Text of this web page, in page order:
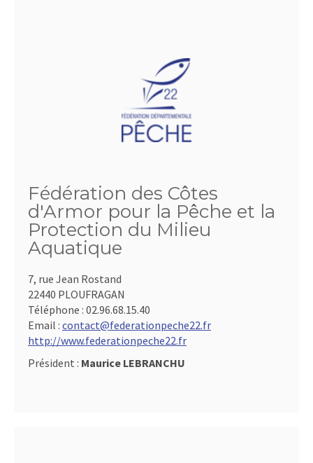
Fédération des Côtes
d'Armor pour la Pêche et la
Protection du Milieu
Aquatique
7, rue Jean Rostand
22440 PLOUFRAGAN
Téléphone : 02.96.68.15.40
Email : contact@federationpeche22.fr
http://www.federationpeche22.fr
Président : Maurice LEBRANCHU